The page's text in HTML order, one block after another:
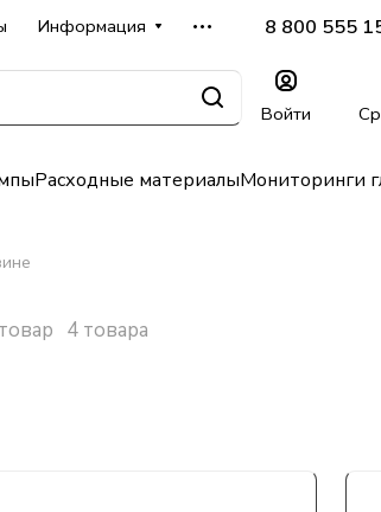
Информация 8 800 555
Войти
Расходные материалыМониторинги
4 товара